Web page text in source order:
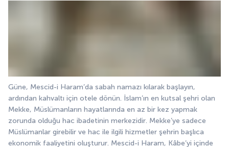
Güne, Mescid-i Haram’da sabah namazı kılarak başlayın,
ardından kahvaltı için otele dönün. İslam’ın en kutsal şehri olan
Mekke, Müslümanların hayatlarında en az bir kez yapmak
zorunda olduğu hac ibadetinin merkezidir. Mekke’ye sadece
Müslümanlar girebilir ve hac ile ilgili hizmetler şehrin başlıca
ekonomik faaliyetini oluşturur. Mescid-i Haram, Kâbe’yi içinde